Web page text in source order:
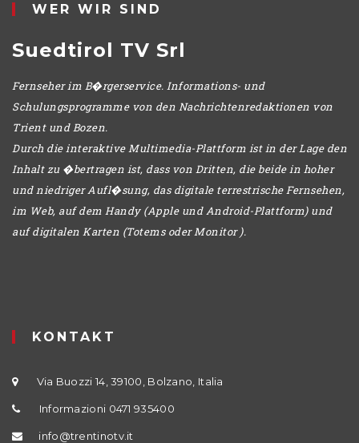
WER WIR SIND
Suedtirol TV Srl
Fernseher im B�rgerservice. Informations- und
Schulungsprogramme von den Nachrichtenredaktionen von
Trient und Bozen.
Durch die interaktive Multimedia-Plattform ist in der Lage den
Inhalt zu �bertragen ist, dass von Dritten, die beide in hoher
und niedriger Aufl�sung, das digitale terrestrische Fernsehen,
im Web, auf dem Handy (Apple und Android-Plattform) und
auf digitalen Karten (Totems oder Monitor ).
KONTAKT
Via Buozzi 14, 39100, Bolzano, Italia
Informazioni 0471 935400
info@trentinotv.it